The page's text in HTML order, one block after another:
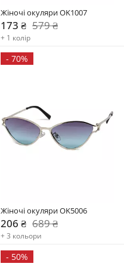
Жіночі окуляри OK1007
173 ₴ 579 ₴
+ 1 колір
- 70%
Жіночі окуляри OK5006
206 ₴ 689 ₴
+ 3 кольори
- 50%